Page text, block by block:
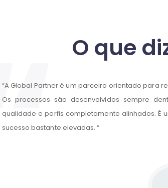
O que
“
“A Global Partner é um parceiro orientado para
Os processos são desenvolvidos sempre
qualidade e perfis completamente alinhados. É
sucesso bastante elevadas. “